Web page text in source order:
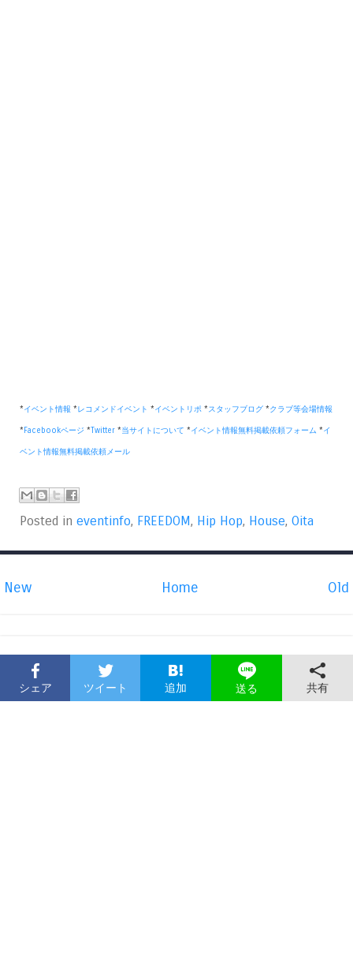
*イベント情報 *レコメンドイベント *イベントリポ *スタッフブログ *クラブ等会場情報
* Facebookページ *Twitter *当サイトについて *イベント情報無料掲載依頼フォーム *イ
ベント情報無料掲載依頼メール
Posted in eventinfo, FREEDOM, Hip Hop, House, Oita
New Old
Home
シェア ツイート 追加 送る 共有